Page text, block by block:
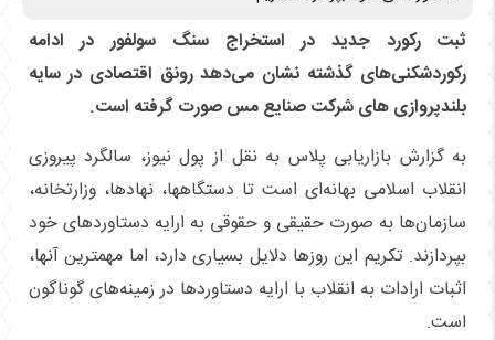
ثبت رکورد جدید در استخراج سنگ سولفور در ادامه
رکوردشکنی‌های گذشته نشان می‌دهد رونق اقتصادی در سایه
بلندپروازی های شرکت صنایع مس صورت گرفته است.
به گزارش بازاریابی پلاس به نقل از پول نیوز، سالگرد پیروزی
انقلاب اسلامی بهانه‌ای است تا دستگاهها، نهادها، وزارتخانه،
سازمان‌ها به صورت حقیقی و حقوقی به ارایه دستاورد‌های خود
بپردازند. تکریم این روز‌ها دلایل بسیاری دارد، اما مهمترین آنها،
اثبات ارادات به انقلاب با ارایه دستاورد‌ها در زمینه‌های گوناگون
است.